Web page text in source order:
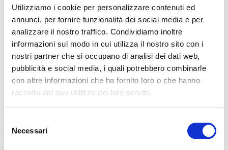
Utilizziamo i cookie per personalizzare contenuti ed
annunci, per fornire funzionalità dei social media e per
analizzare il nostro traffico. Condividiamo inoltre
informazioni sul modo in cui utilizza il nostro sito con i
nostri partner che si occupano di analisi dei dati web,
pubblicità e social media, i quali potrebbero combinarle
con altre informazioni che ha fornito loro o che hanno
raccolto dal suo utilizzo dei loro servizi.
delNecessari
La E-ACTV 100 è dotata di luci anteriori e posteriori per muoversi in sicurezza
nel traffico cittadino e non solo
DETTAGLI TECNICI
La batteria, estraibile, ha un supporto di 356 Watt per ora.La
ricarica completa dura quattro ore e mezza e sono garantiti 500